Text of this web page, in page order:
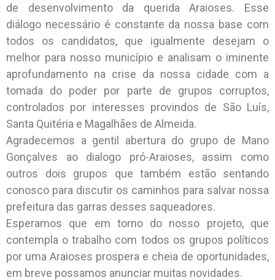
de desenvolvimento da querida Araioses. Esse
diálogo necessário é constante da nossa base com
todos os candidatos, que igualmente desejam o
melhor para nosso município e analisam o iminente
aprofundamento na crise da nossa cidade com a
tomada do poder por parte de grupos corruptos,
controlados por interesses provindos de São Luís,
Santa Quitéria e Magalhães de Almeida.
Agradecemos a gentil abertura do grupo de Mano
Gonçalves ao dialogo pró-Araioses, assim como
outros dois grupos que também estão sentando
conosco para discutir os caminhos para salvar nossa
prefeitura das garras desses saqueadores.
Esperamos que em torno do nosso projeto, que
contempla o trabalho com todos os grupos políticos
por uma Araioses prospera e cheia de oportunidades,
em breve possamos anunciar muitas novidades.